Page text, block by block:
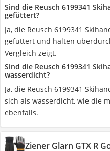
Sind die Reusch 6199341
gefüttert?
Ja, die Reusch 6199341
gefüttert und halten
Vergleich zeigt.
Sind die Reusch 6199341
wasserdicht?
Ja, die Reusch 6199341
sich als wasserdicht, wie die
ebenfalls.
Ziener Glarn GTX R